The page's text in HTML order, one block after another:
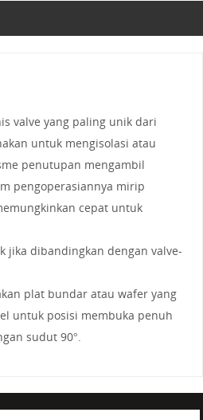
valve yang paling unik dari
untuk mengisolasi atau
penutupan mengambil
pengoperasiannya mirip
cepat untuk
jika dibandingkan dengan valve-
plat bundar atau wafer yang
untuk posisi membuka penuh
sudut 90°.